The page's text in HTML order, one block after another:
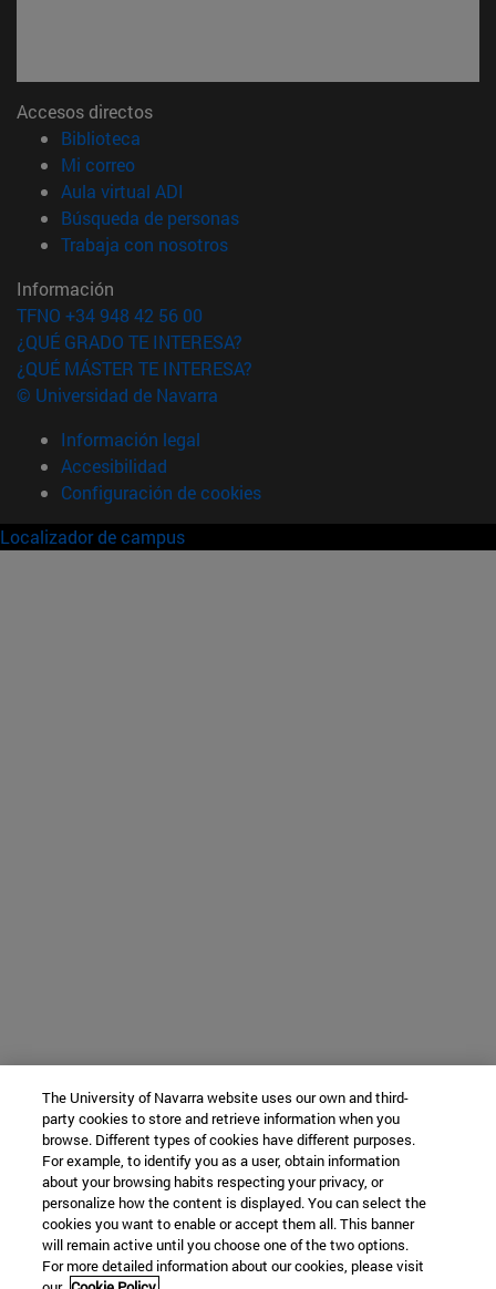
Accesos directos
Biblioteca
Mi correo(abre en nueva ventana)
Aula virtual ADI
Búsqueda de personas(abre en nueva ventana)
Trabaja con nosotros(abre en nueva ventana)
Información
TFNO +34 948 42 56 00
¿QUÉ GRADO TE INTERESA?
¿QUÉ MÁSTER TE INTERESA?
© Universidad de Navarra
Información legal
Accesibilidad
Configuración de cookies
Localizador de campus
The University of Navarra website uses our own and third-
party cookies to store and retrieve information when you
browse. Different types of cookies have different purposes.
For example, to identify you as a user, obtain information
about your browsing habits respecting your privacy, or
personalize how the content is displayed. You can select the
cookies you want to enable or accept them all. This banner
will remain active until you choose one of the two options.
For more detailed information about our cookies, please visit